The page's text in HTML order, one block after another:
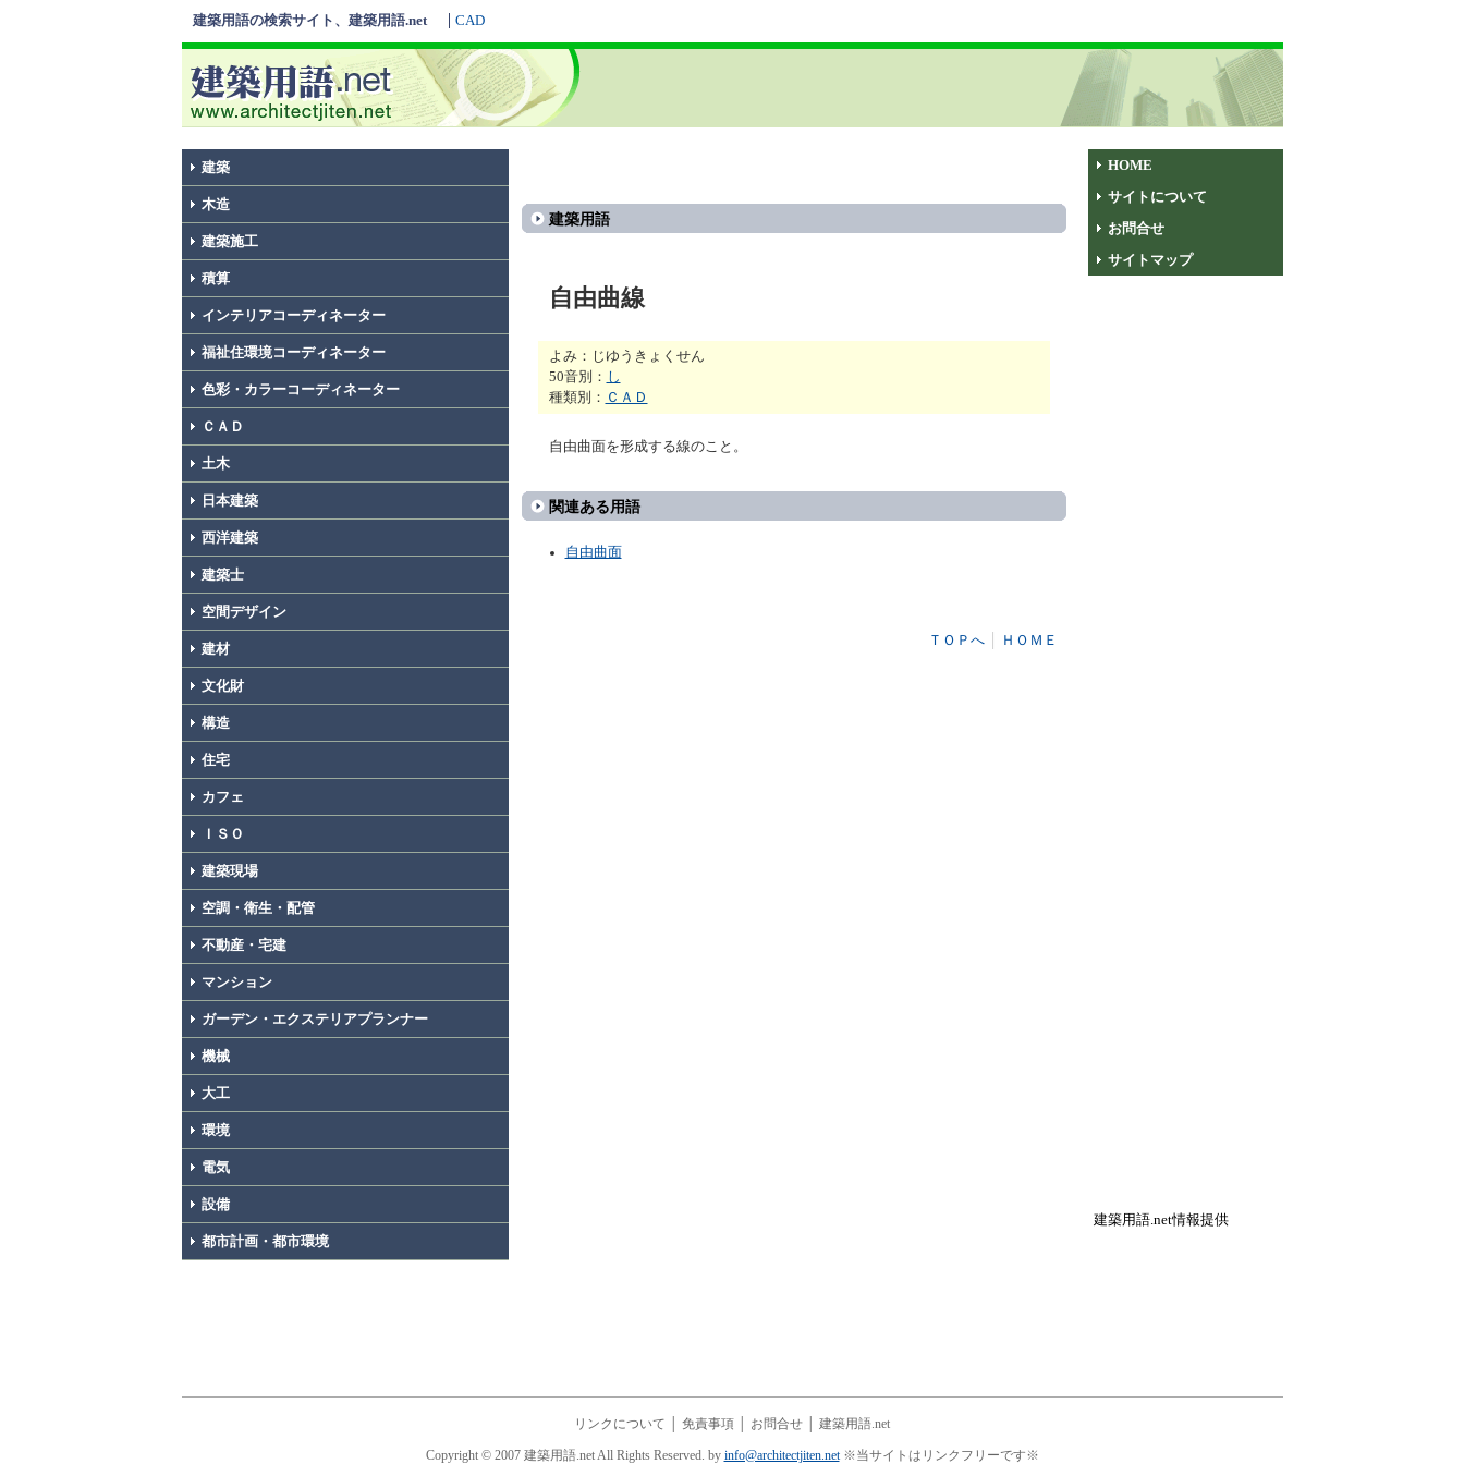
建築用語の検索サイト、建築用語.net CAD
建築
木造
建築施工
積算
インテリアコーディネーター
福祉住環境コーディネーター
色彩・カラーコーディネーター
ＣＡＤ
土木
日本建築
西洋建築
建築士
空間デザイン
建材
文化財
構造
住宅
カフェ
ＩＳＯ
建築現場
空調・衛生・配管
不動産・宅建
マンション
ガーデン・エクステリアプランナー
機械
大工
環境
電気
設備
都市計画・都市環境
建築用語
自由曲線
よみ：じゆうきょくせん
50音別： し
種類別： ＣＡＤ
自由曲面を形成する線のこと。
関連ある用語
自由曲面
ＴＯＰへ│ ＨＯＭＥ
HOME
サイトについて
お問合せ
サイトマップ
建築用語.net情報提供
リンクについて 免責事項 お問合せ 建築用語.net
Copyright © 2007 建築用語.net All Rights Reserved. by info@architectjiten.net※当サイトはリンクフリーです※